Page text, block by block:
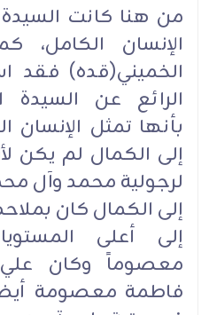
من هنا كانت
الإنسان الكامل،
الخميني(قده) فقد
الرائع عن السيدة
بأنها تمثل الإنسان
إلى الكمال لم يكن
لرجولية محمد وآل
إلى الكمال كان
إلى أعلى
معصوماً وكان
فاطمة معصومة